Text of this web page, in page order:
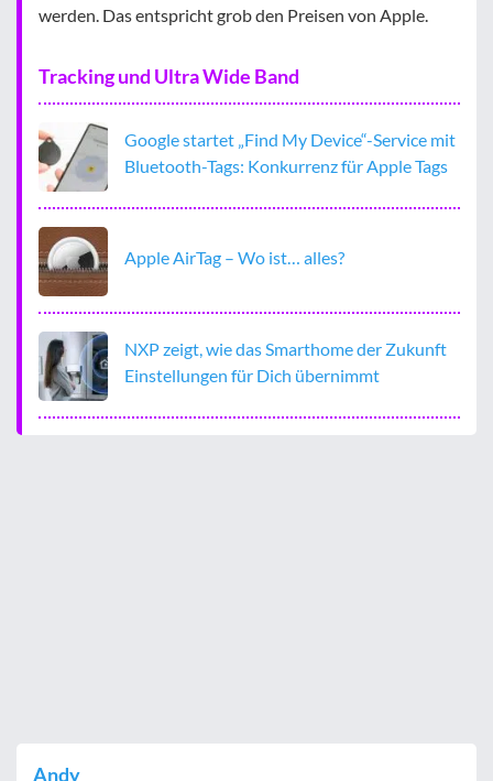
werden. Das entspricht grob den Preisen von Apple.
Tracking und Ultra Wide Band
Google startet „Find My Device“-Service mit
Bluetooth-Tags: Konkurrenz für Apple Tags
Apple AirTag – Wo ist… alles?
NXP zeigt, wie das Smarthome der Zukunft
Einstellungen für Dich übernimmt
Andy